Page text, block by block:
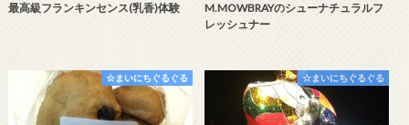
最高級フランキンセンス(乳香)体験
M.MOWBRAYのシューナチュラルフ
レッシュナー
☆まいにちぐるぐる ☆まいにちぐるぐる